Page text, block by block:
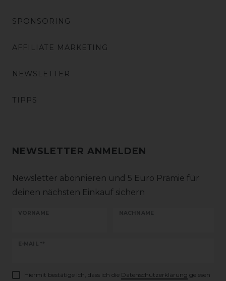
SPONSORING
AFFILIATE MARKETING
NEWSLETTER
TIPPS
NEWSLETTER ANMELDEN
Newsletter abonnieren und 5 Euro Prämie für
deinen nächsten Einkauf sichern
VORNAME NACHNAME
E-MAIL **
Newsletter
Hiermit bestätige ich, dass ich die Daten­schutz­erklärung gelesen